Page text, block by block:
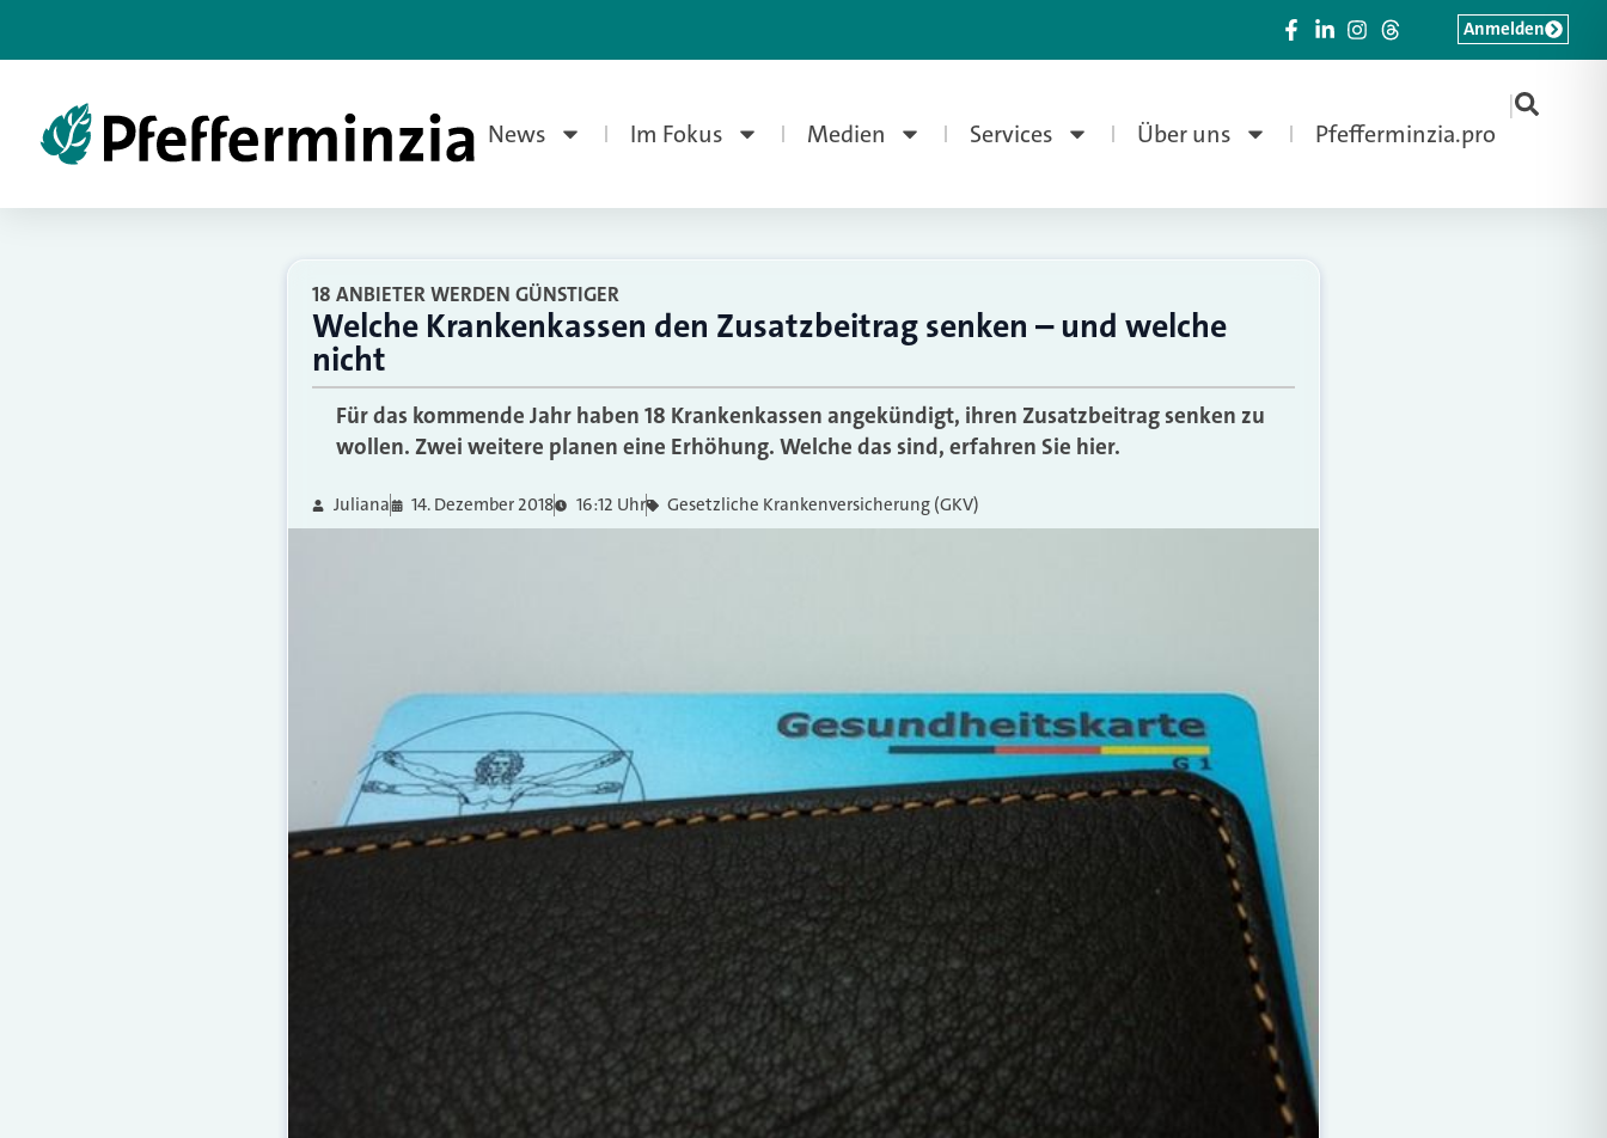
News Im Fokus Medien Services Über uns Pfefferminzia.pro
|
Anmelden
18 ANBIETER WERDEN GÜNSTIGER
Welche Krankenkassen den Zusatzbeitrag senken – und welche
nicht
Für das kommende Jahr haben 18 Krankenkassen angekündigt, ihren Zusatzbeitrag senken zu
wollen. Zwei weitere planen eine Erhöhung. Welche das sind, erfahren Sie hier.
Juliana 14. Dezember 2018 16:12 Uhr Gesetzliche Krankenversicherung (GKV)